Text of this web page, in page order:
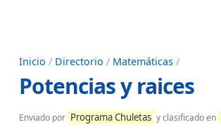
Inicio / Directorio / Matemáticas /
Potencias y raices
Enviado por Programa Chuletas y clasificado en